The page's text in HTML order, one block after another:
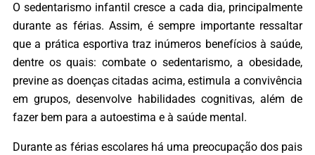
O sedentarismo infantil cresce a cada dia, principalmente
durante as férias. Assim, é sempre importante ressaltar
que a prática esportiva traz inúmeros benefícios à saúde,
dentre os quais: combate o sedentarismo, a obesidade,
previne as doenças citadas acima, estimula a convivência
em grupos, desenvolve habilidades cognitivas, além de
fazer bem para a autoestima e à saúde mental.
Durante as férias escolares há uma preocupação dos pais